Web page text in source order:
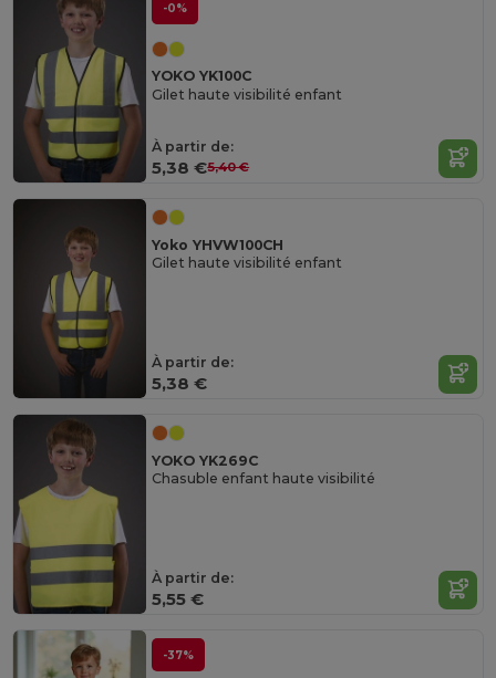
-0%
YOKO YK100C
Gilet haute visibilité enfant
À partir de:
5,38 €5,40 €
Yoko YHVW100CH
Gilet haute visibilité enfant
À partir de:
5,38 €
YOKO YK269C
Chasuble enfant haute visibilité
À partir de:
5,55 €
-37%